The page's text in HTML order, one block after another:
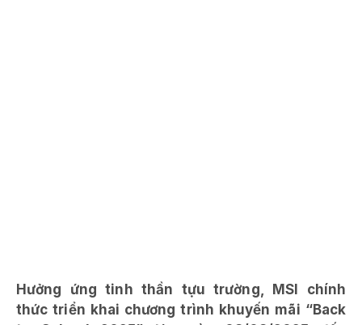
Hưởng ứng tinh thần tựu trường, MSI chính
thức triển khai chương trình khuyến mãi “Back